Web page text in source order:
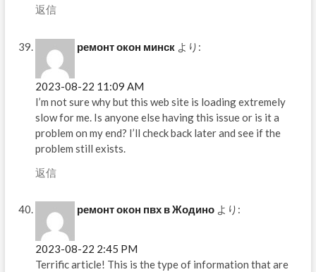
返信
ремонт окон минск より:
2023-08-22 11:09 AM
I’m not sure why but this web site is loading extremely
slow for me. Is anyone else having this issue or is it a
problem on my end? I’ll check back later and see if the
problem still exists.
返信
ремонт окон пвх в Жодино より:
2023-08-22 2:45 PM
Terrific article! This is the type of information that are